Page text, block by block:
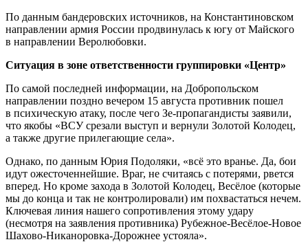
По данным бандеровских источников, на Константиновском
направлении армия России продвинулась к югу от Майского
в направлении Веролюбовки.
Ситуация в зоне ответственности группировки «Центр»
По самой последней информации, на Добропольском
направлении поздно вечером 15 августа противник пошел
в психическую атаку, после чего Зе-пропагандисты заявили,
что якобы «ВСУ срезали выступ и вернули Золотой Колодец,
а также другие прилегающие села».
Однако, по данным Юрия Подоляки, «всё это вранье. Да, бои
идут ожесточеннейшие. Враг, не считаясь с потерями, рвется
вперед. Но кроме захода в Золотой Колодец, Весёлое (которые
мы до конца и так не контролировали) им похвастаться нечем.
Ключевая линия нашего сопротивления этому удару
(несмотря на заявления противника) Рубежное-Весёлое-Новое
Шахово-Никаноровка-Дорожнее устояла».